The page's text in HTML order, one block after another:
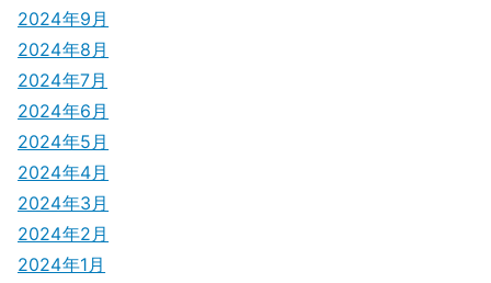
2024年9月
2024年8月
2024年7月
2024年6月
2024年5月
2024年4月
2024年3月
2024年2月
2024年1月